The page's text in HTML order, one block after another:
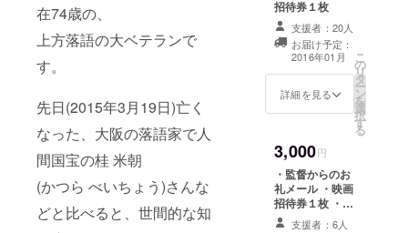
在74歳の、
上方落語の大ベテランで
す。
先日(2015年3月19日)亡く
なった、大阪の落語家で人
間国宝の桂 米朝
(かつら べいちょう)さんな
どと比べると、世間的な知
」が毎日映
画コンクー
ル文化映画
部門グラン
プリ、キネ
マ旬報文化
テン1位に輝
きました。
テレビ番組
招待券１枚
支援者：20人
お届け予定：
2016年01月
詳細を見る
こ
の
リ
タ
ー
ン
を
選
択
す
る
3,000円
・監督からのお
礼メール ・映画
招待券１枚 ・映
画企画書１部
支援者：6人